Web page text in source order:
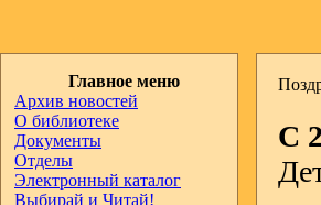
Главное меню
Архив новостей
О библиотеке
Документы
Отделы
Электронный каталог
Выбирай и Читай!
С